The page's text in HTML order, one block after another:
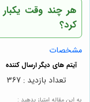
هر چند وقت یکبار
کرد؟
مشخصات
به این مقاله امتیاز بدهید :
تعداد بازدید : 367